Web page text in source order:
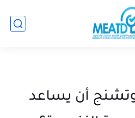
أن يساعد